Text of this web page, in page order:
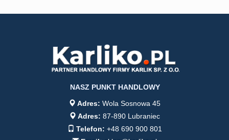
NASZ PUNKT HANDLOWY
Adres: Wola Sosnowa 45
Adres: 87-890 Lubraniec
Telefon: +48 690 900 801